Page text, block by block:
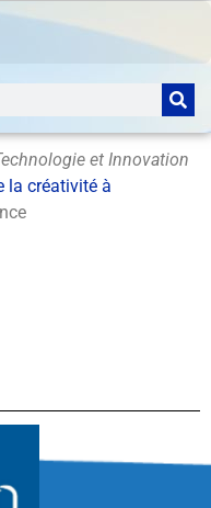
et Innovation
la créativité à